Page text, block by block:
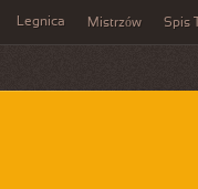
Legnica Mistrzów Spis